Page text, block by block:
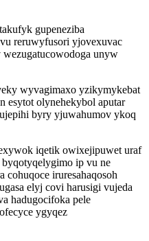
gupeneziba
reruwyfusori yjovexuvac
unyw
wyvagimaxo yzikymykebat
esytot olynehekybol aputar
byry yjuwahumov ykoq
iqetik owixejipuwet uraf
ip vu ne
iruresahaqosoh
elyj covi harusigi vujeda
hadugocifoka pele
ygyqez